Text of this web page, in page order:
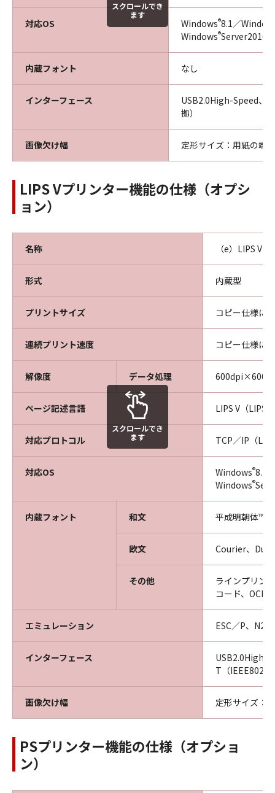
対応OS Windows®8.1／
Windows®Server2016
内蔵フォント なし
インターフェース
USB2.0High-Speed、
拠）
画像欠け幅 定形サイズ：用紙の端
スクロールでき
ます
LIPS Vプリンター機能の仕様（オプシ
ョン）
名称 （e）LIPS V
形式 内蔵型
プリントサイズ コピー仕様に
連続プリント速度 コピー仕様に
解像度 データ処理
ページ記述言語 LIPS V（LIPS
対応プロトコル TCP／IP（
対応OS Windows®8.1
Windows®
内蔵フォント 和文 平成明朝体
欧文 Courier、
その他
ラインプリン
コード、OCR
エミュレーション ESC／P、
インターフェース
USB2.0High-
T（IEEE802.3
画像欠け幅 定形サイズ：
スクロールでき
ます
PSプリンター機能の仕様（オプショ
ン）